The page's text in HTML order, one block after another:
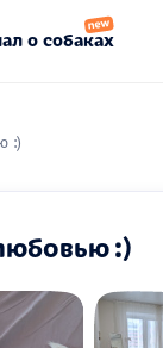
о собаках
:)
:)